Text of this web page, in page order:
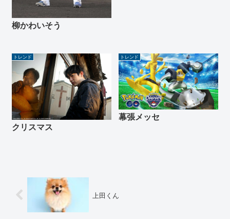
柳かわいそう
トレンド
クリスマス
トレンド
幕張メッセ
上田くん